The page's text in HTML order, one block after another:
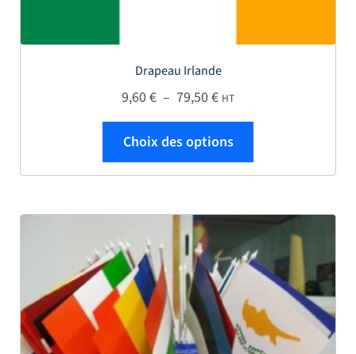
Drapeau Irlande
9,60€ – 79,50€Plage de prix : 9,60 € à
HT
Choix des options